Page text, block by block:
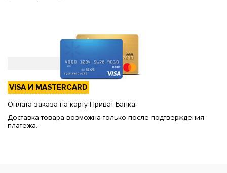
VISA И MASTERCARD
Оплата заказа на карту Приват Банка.
Доставка товара возможна только после подтверждения
платежа.